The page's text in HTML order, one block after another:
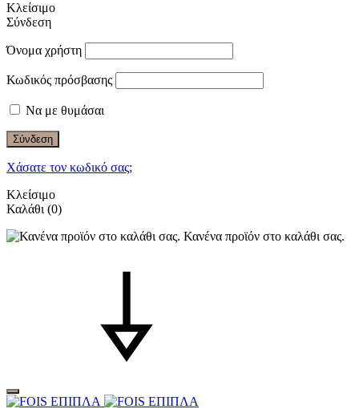
Κλείσιμο
Σύνδεση
Όνομα χρήστη
Κωδικός πρόσβασης
Να με θυμάσαι
Σύνδεση
Χάσατε τον κωδικό σας;
Κλείσιμο
Καλάθι(0)
Κανένα προϊόν στο καλάθι σας.